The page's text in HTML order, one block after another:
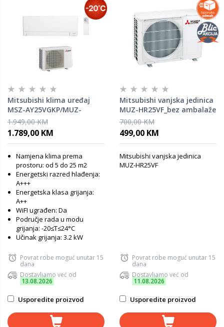
Mitsubishi klima uređaj
MSZ-AY25VGKP/MUZ-
AY25VG
1.949,00 KM
1.789,00 KM
Namjena klima prema
prostoru: od 5 do 25 m2
Energetski razred hlađenja:
A+++
Energetska klasa grijanja:
A++
WiFI ugrađen: Da
Područje rada u modu
grijanja: -20≤T≤24°C
Učinak grijanja: 3.2 kW
Povrat robe moguć unutar 15
dana
Dostavljamo već od
13.08.2026
Usporedite proizvod
Mitsubishi vanjska jedinica
MUZ-HR25VF_bez ambalaže
700,00 KM
499,00 KM
Mitsubishi vanjska jedinica
MUZ-HR25VF
Povrat robe moguć unutar 15
dana
Dostavljamo već od
11.08.2026
Usporedite proizvod